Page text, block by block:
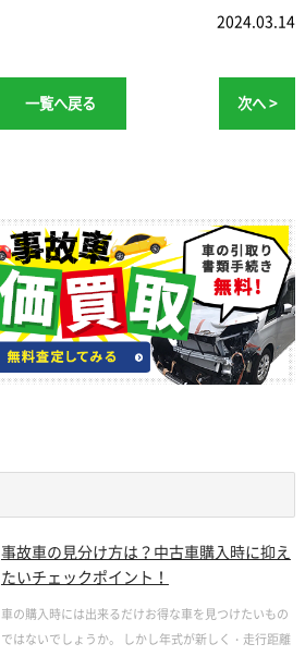
2024.03.14
一覧へ戻る 次へ >
事故車の見分け方は？中古車購入時に抑え
たいチェックポイント！
車の購入時には出来るだけお得な車を見つけたいもの
ではないでしょうか。 しかし年式が新しく・走行距離